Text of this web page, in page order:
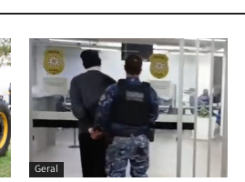
Geral